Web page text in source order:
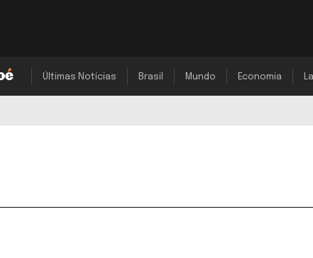
Últimas Notícias Brasil Mundo Economia